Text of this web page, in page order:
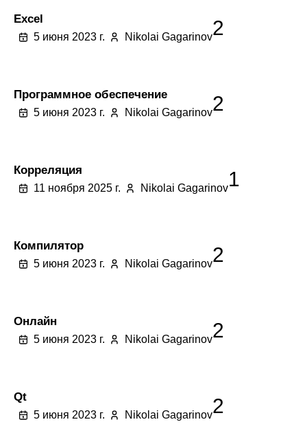
Excel
5 июня 2023 г. Nikolai Gagarinov2
Программное обеспечение
5 июня 2023 г. Nikolai Gagarinov2
Корреляция
11 ноября 2025 г. Nikolai Gagarinov1
Компилятор
5 июня 2023 г. Nikolai Gagarinov2
Онлайн
5 июня 2023 г. Nikolai Gagarinov2
Qt
5 июня 2023 г. Nikolai Gagarinov2